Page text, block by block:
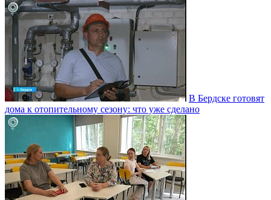
В Бердске готовят
дома к отопительному сезону: что уже сделано